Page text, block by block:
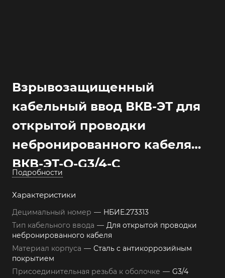
Взрывозащищенный
кабельный ввод ВКВ-ЭТ для
открытой проводки
небронированного кабеля
ВКВ-ЭТ-О-G3/4-С
Подробности
Характеристики
Децимальный номер — НБИЕ.273313
Тип кабельного ввода — Для открытой проводки
небронированного кабеля
Материал корпуса — Сталь с антикоррозийным
покрытием
Присоединительная резьба к оболочке — G3/4